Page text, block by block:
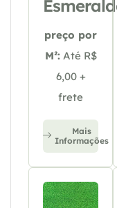
preço por
M²: Até R$
6,00 +
frete
Mais
Informações